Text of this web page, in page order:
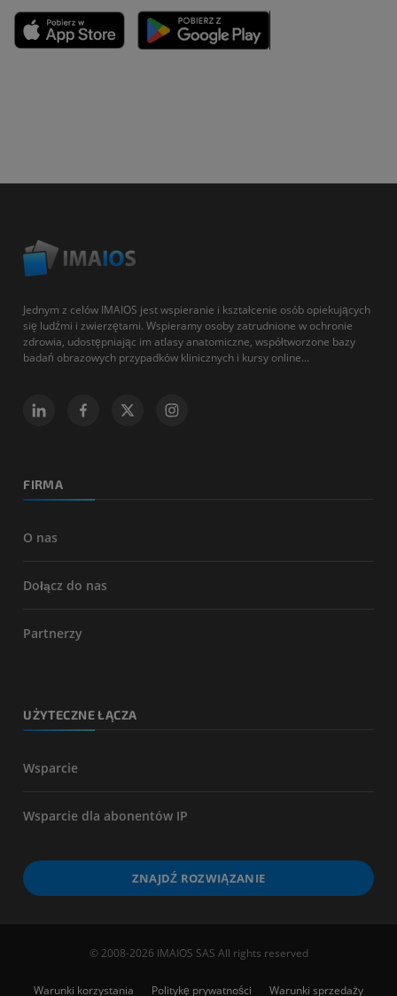
Jednym z celów IMAIOS jest wspieranie i kształcenie osób opiekujących
się ludźmi i zwierzętami. Wspieramy osoby zatrudnione w ochronie
zdrowia, udostępniając im atlasy anatomiczne, współtworzone bazy
badań obrazowych przypadków klinicznych i kursy online...
FIRMA
O nas
Dołącz do nas
Partnerzy
UŻYTECZNE ŁĄCZA
Wsparcie
Wsparcie dla abonentów IP
ZNAJDŹ ROZWIĄZANIE
© 2008-2026 IMAIOS SAS All rights reserved
Warunki korzystania Politykę prywatności Warunki sprzedaży